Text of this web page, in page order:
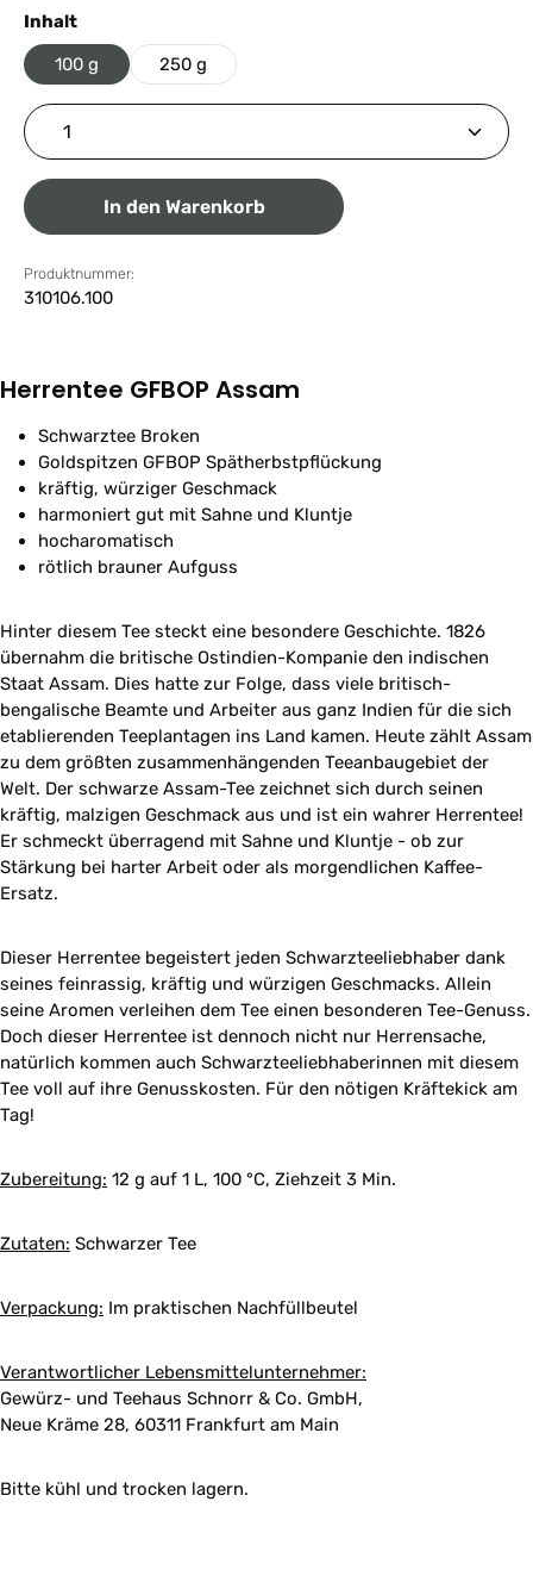
Inhaltauswählen
100 g 250 g
Produkt Anzahl: Gib den gewünschten Wert ein
In den Warenkorb
Produktnummer:
310106.100
Herrentee GFBOP Assam
Schwarztee Broken
Goldspitzen GFBOP Spätherbstpflückung
kräftig, würziger Geschmack
harmoniert gut mit Sahne und Kluntje
hocharomatisch
rötlich brauner Aufguss
Hinter diesem Tee steckt eine besondere Geschichte. 1826
übernahm die britische Ostindien-Kompanie den indischen
Staat Assam. Dies hatte zur Folge, dass viele britisch-
bengalische Beamte und Arbeiter aus ganz Indien für die sich
etablierenden Teeplantagen ins Land kamen. Heute zählt Assam
zu dem größten zusammenhängenden Teeanbaugebiet der
Welt. Der schwarze Assam-Tee zeichnet sich durch seinen
kräftig, malzigen Geschmack aus und ist ein wahrer Herrentee!
Er schmeckt überragend mit Sahne und Kluntje - ob zur
Stärkung bei harter Arbeit oder als morgendlichen Kaffee-
Ersatz.
Dieser Herrentee begeistert jeden Schwarzteeliebhaber dank
seines feinrassig, kräftig und würzigen Geschmacks. Allein
seine Aromen verleihen dem Tee einen besonderen Tee-Genuss.
Doch dieser Herrentee ist dennoch nicht nur Herrensache,
natürlich kommen auch Schwarzteeliebhaberinnen mit diesem
Tee voll auf ihre Genusskosten. Für den nötigen Kräftekick am
Tag!
Zubereitung: 12 g auf 1 L, 100 °C, Ziehzeit 3 Min.
Zutaten: Schwarzer Tee
Verpackung: Im praktischen Nachfüllbeutel
Verantwortlicher Lebensmittelunternehmer:
Gewürz- und Teehaus Schnorr & Co. GmbH,
Neue Kräme 28, 60311 Frankfurt am Main
Bitte kühl und trocken lagern.